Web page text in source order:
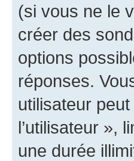
(si vous ne le
créer des
options
réponses.
utilisateur
l’utilisateur »,
une durée